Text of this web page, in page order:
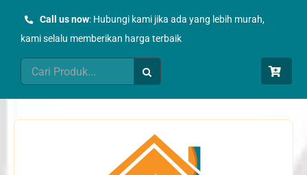
Call us now: Hubungi kami jika ada yang lebih murah,
kami selalu memberikan harga terbaik
Search
for: